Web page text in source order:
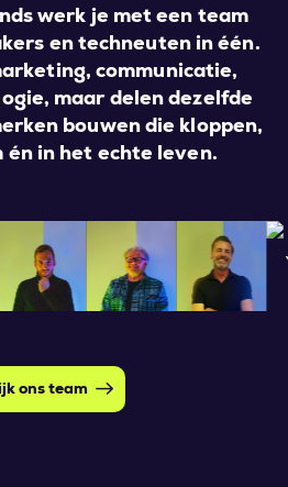
werk je met een team
en techneuten in één.
communicatie,
maar delen dezelfde
bouwen die kloppen,
én in het echte leven.
ons team